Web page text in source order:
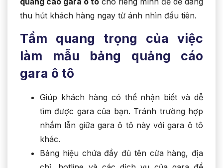
thu hút khách hàng ngay từ ánh nhìn đầu tiên.
Tầm quang trọng của việc
làm mẫu bảng quảng cáo
gara ô tô
Giúp khách hàng có thể nhận biết và dễ
tìm được gara của bạn. Tránh trường hợp
nhầm lẫn giữa gara ô tô này với gara ô tô
khác.
Bảng hiệu chứa đầy đủ tên cửa hàng, địa